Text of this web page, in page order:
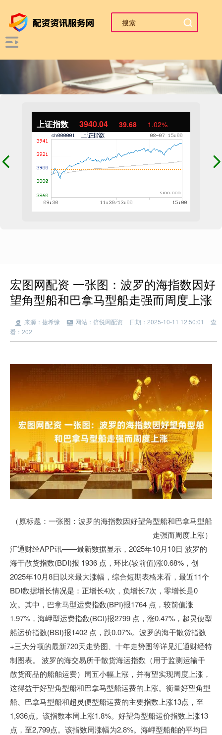
上证指数 3940.04 39.68 1.02%
宏图网配资 一张图：波罗的海指数因好
望角型船和巴拿马型船走强而周度上涨
来源：捷希缘 网站：倍悦网配资 日期：2025-10-11 12:50:01
查
看：202
（原标题：一张图：波罗的海指数因好望角型船和巴拿马型船
走强而周度上涨）
汇通财经APP讯——最新数据显示，2025年10月10日 波罗的
海干散货指数(BDI)报 1936 点，环比(较前值)涨0.68%，创
2025年10月8日以来最大涨幅，综合短期表格来看，最近11个
BDI数据增长情况是：正增长4次，负增长7次，零增长是0
次。其中，巴拿马型运费指数(BPI)报1764 点，较前值涨
1.97%，海岬型运费指数(BCI)报2799 点，涨0.47%，超灵便型
船运价指数(BSI)报1402 点，跌0.07%。波罗的海干散货指数
+三大分项的最新720天走势图、十年走势图等详见汇通财经特
制图表。 波罗的海交易所干散货海运指数（用于监测运输干
散货商品的船舶运费）周五小幅上涨，并有望实现周度上涨，
这得益于好望角型船和巴拿马型船运费的上涨。衡量好望角型
船、巴拿马型船和超灵便型船运费的主要指数上涨13点，至
1,936点。该指数本周上涨1.8%。好望角型船运价指数上涨13
点，至2,799点。该指数周涨幅为2.8%。海岬型船舶的平均日